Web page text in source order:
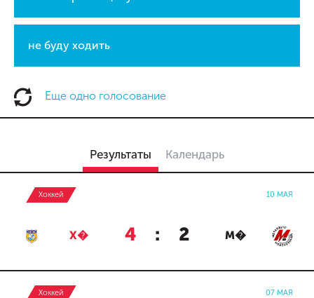
не буду ходить
Еще одно голосование
Результаты Календарь
Хоккей 10 МАЯ
Х� 4 : 2 М�
Хоккей 07 МАЯ